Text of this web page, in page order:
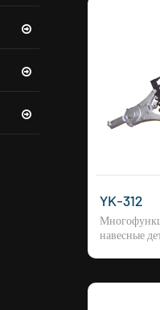
YK-312
навесные